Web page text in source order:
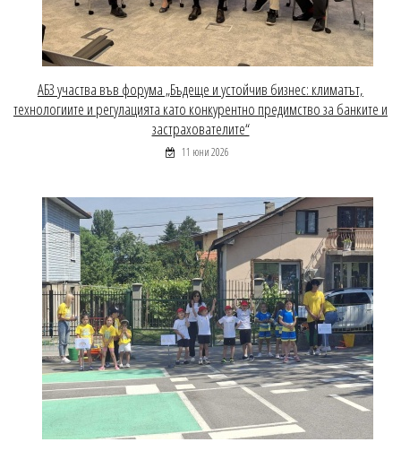
АБЗ участва във форума „Бъдеще и устойчив бизнес: климатът,
технологиите и регулацията като конкурентно предимство за банките и
застрахователите“
11 юни 2026